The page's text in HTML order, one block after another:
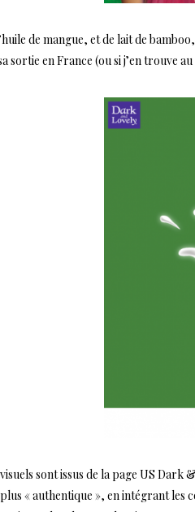
de mangue, et de lait de
sortie en France (ou si j’en trouve
sont issus de la page US Dark
« authentique », en intégrant les